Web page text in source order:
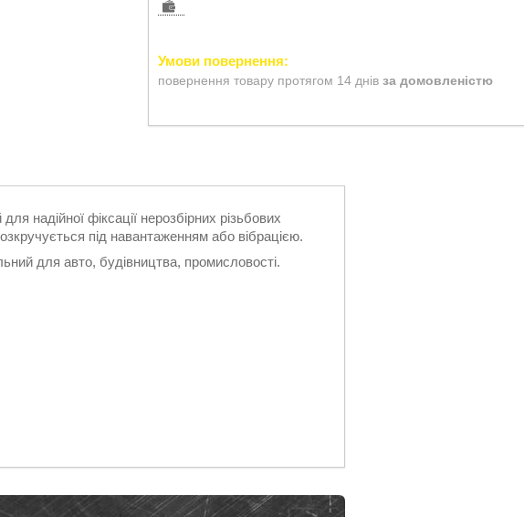
повернення товару протягом 14 днів за домовленістю
надійної фіксації нерозбірних різьбових
під навантаженням або вібрацією.
для авто, будівництва, промисловості.